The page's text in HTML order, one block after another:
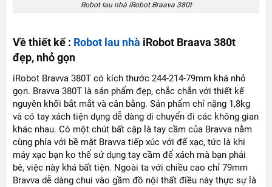
Robot lau nhà iRobot Braava 380t
Về thiết kế : Robot lau nhà iRobot Braava 380t
đẹp, nhỏ gọn
iRobot Bravva 380T có kích thước 244-214-79mm khá nhỏ
gọn. Bravva 380T là sản phẩm đẹp, chắc chắn với thiết kế
nguyên khối bắt mắt và cân bằng. Sản phẩm chỉ nặng 1,8kg
và có tay xách tiện dụng dễ dàng di chuyển đi các không gian
khác nhau. Có một chút bất cập là tay cầm của Bravva nằm
cùng phía với bề mặt Bravva tiếp xúc với đế xạc, tức là khi
máy xạc bạn ko thể sử dụng tay cầm để xách mà bạn phải
bê, việc này khá bất tiện. Ngoài ta với chiều cao chỉ 79mm
Bravva dễ dàng chui vào gầm đồ nội thất điều này thực sự là